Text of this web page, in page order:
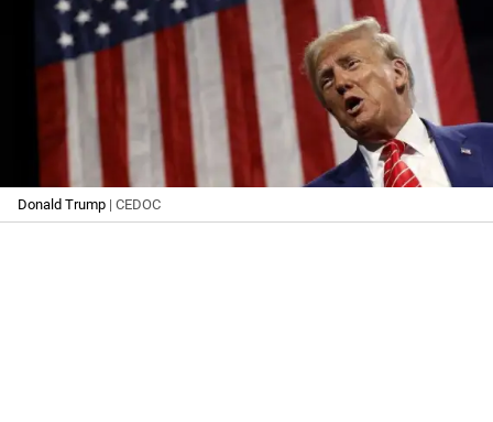
Donald Trump | CEDOC